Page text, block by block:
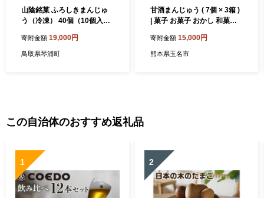
山陰銘菓 ふろしきまんじゅ
う（冷凍） 40個（10個入×4
かし デザート 人気 おすすめ
鳥取県 琴浦町 送料無料】
寄附金額 19,000円
鳥取県琴浦町
甘酒まんじゅう ( 7個 × 3箱 )
| 菓子 お菓子 おかし 和菓子
熊本県 玉名市
寄附金額 15,000円
熊本県玉名市
この自治体のおすすめ返礼品
1 2